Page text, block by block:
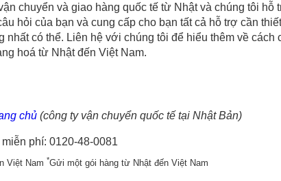
chuyển và giao hàng quốc tế từ Nhật và chúng tôi hỗ
hỏi của bạn và cung cấp cho bạn tất cả hỗ trợ cần
nhất có thể. Liên hệ với chúng tôi để hiểu thêm về cách
hoá từ Nhật đến Việt Nam.
chủ (công ty vận chuyển quốc tế tại Nhật Bản)
miễn phí: 0120-48-0081
Việt Nam *Gửi một gói hàng từ Nhật đến Việt Nam